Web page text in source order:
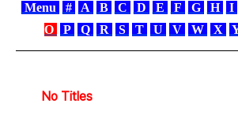
Menu # A B C D E F G H I
O
P Q R S T U V W X
No Titles